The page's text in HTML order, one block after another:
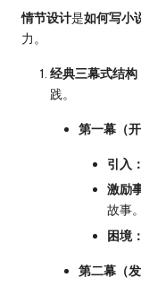
情节设计是如何写小
力。
经典三幕式结构
践。
第一幕（
引入：
激励
故事。
困境：
第二幕（